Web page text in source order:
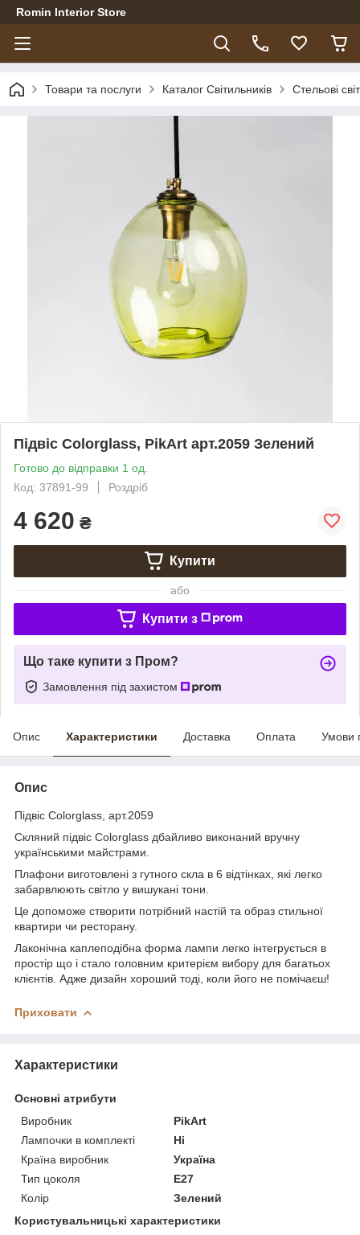
Romin Interior Store
Товари та послуги Каталог Світильників Стельові
Підвіс Colorglass, PikArt арт.2059 Зелений
Готово до відправки 1 од.
Код: 37891-99
Роздріб
4 620 ₴
Купити
або
Купити з
Що таке купити з Пром?
Замовлення під захистом
Опис Характеристики Доставка Оплата Умови
Опис
Підвіс Colorglass, арт.2059
Скляний підвіс Colorglass дбайливо виконаний вручну
українськими майстрами.
Плафони виготовлені з гутного скла в 6 відтінках, які легко
забарвлюють світло у вишукані тони.
Це допоможе створити потрібний настій та образ стильної
квартири чи ресторану.
Лаконічна каплеподібна форма лампи легко інтегрується в
простір що і стало головним критерієм вибору для багатьох
клієнтів. Адже дизайн хороший тоді, коли його не помічаєш!
Приховати
Характеристики
Основні атрибути
Виробник
PikArt
Лампочки в комплекті
Ні
Країна виробник
Україна
Тип цоколя
E27
Колір
Зелений
Користувальницькі характеристики